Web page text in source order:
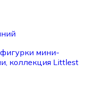
мини-
коллекция Littlest